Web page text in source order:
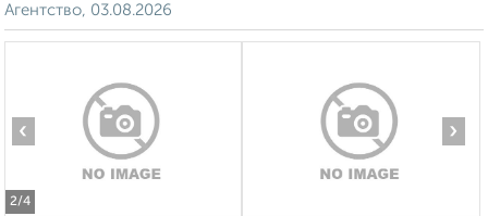
Агентство, 03.08.2026
2/4
‹ ›